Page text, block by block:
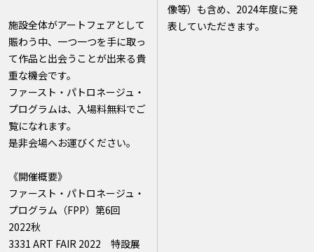
施設全体がアートフェアとして
賑わう中、一つ一つを手に取っ
て作品と出会うことが出来る貴
重な機会です。
ファースト・パトロネージュ・
プログラムは、入場料無料でご
覧になれます。
是非会場へお運びください。
《開催概要》
ファースト・パトロネージュ・
プログラム（FPP）第6回
2022秋
3331 ART FAIR 2022 特設展
像等）も含め、2024年度に発
表していただきます。